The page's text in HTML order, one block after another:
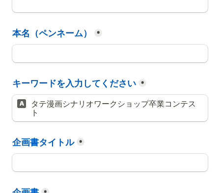
本名（ペンネーム） *
キーワードを入力してください *
A
タテ漫画シナリオワークショップ卒業コンテス
ト
企画書タイトル *